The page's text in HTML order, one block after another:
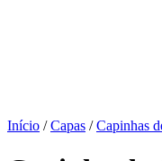
Início /Capas /Capinhas